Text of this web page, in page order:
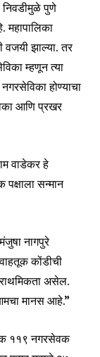
of the
निवडीमुळे पुणे
महापालिका
वजयी झाल्या. तर
म्हणून त्या
होण्याचा
आणि प्रखर
वाडेकर हे
सन्मान
नागपुरे
कोंडीची
असेल.
मानस आहे.”
११९ नगरसेवक